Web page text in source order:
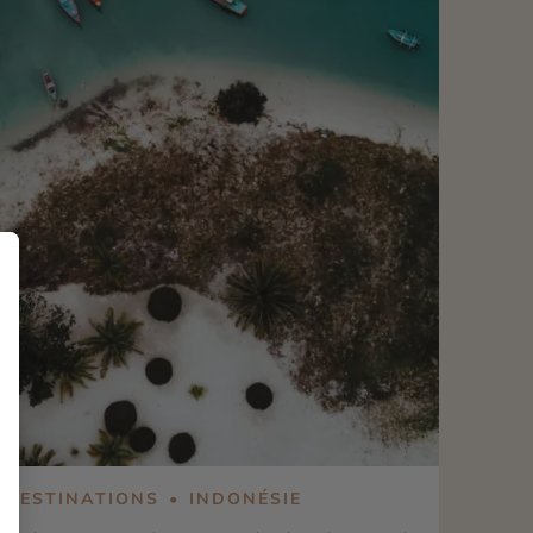
préservée. Contrairement à d'autres destinations
atmosphère paisible où le tourisme reste à taille
humaine. À Rarotonga, l'île principale, les
montagnes verdoyantes plongent dans un lagon
translucide, tandis qu'Aitutaki dévoile l'un des
plus beaux lagons du monde, ponctué de petits
îlots paradisiaques. Plus sauvage, Atiu invite à
explorer des grottes naturelles, des falaises
calcaires et une nature encore intacte. Chaque
île possède son propre caractère, offrant aux
voyageurs une expérience différente tout en
partageant la même douceur de vivre
polynésienne. Que vous rêviez d'un séjour
romantique, d'une lune de miel, d'un voyage
d'aventure ou d'un combiné avec la Polynésie
française, les Îles Cook constituent une
destination d'exception. Entre baignades dans
des eaux cristallines, randonnées au cœur de
DESTINATIONS INDONÉSIE